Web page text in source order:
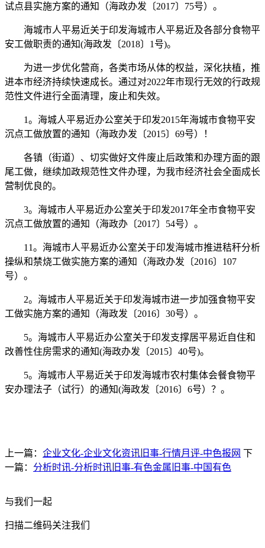
试点县实施方案的通知（海政办发〔2017〕75号）。
海城市人平易近关于印发海城市人平易近及各部分食物平
安工做职责的通知(海政发〔2018〕1号)。
为进一步优化营商，各类市场从体的权益，深化扶植，推
进本市经济持续快速成长。通过对2022年市现行无效的行政规
范性文件进行全面清理，废止和失效。
1。海城人平易近办公室关于印发2015年海城市食物平安
沉点工做放置的通知（海政办发〔2015〕69号）！
各镇（街道）、切实做好文件废止后政策和办理方面的跟
尾工做，继续加政规范性文件办理，为我市经济社会全面成长
营制优良的。
3。海城市人平易近办公室关于印发2017年全市食物平安
沉点工做放置的通知（海政办〔2017〕54号）。
11。海城市人平易近办公室关于印发海城市推进秸秆分析
操纵和禁烧工做实施方案的通知（海政办发〔2016〕107
号）。
2。海城市人平易近关于印发海城市进一步加强食物平安
工做实施方案的通知（海政发〔2016〕30号）。
5。海城市人平易近办公室关于印发支撑居平易近自住和
改善性住房需求的通知(海政办发〔2015〕40号)。
5。海城市人平易近关于印发海城市农村集体会餐食物平
安办理法子（试行）的通知(海政发〔2016〕6号）？。
上一篇： 企业文化-企业文化资讯旧事-行情月评-中色报网 下
一篇： 分析时讯-分析时讯旧事-有色金属旧事-中国有色
与我们一起
扫描二维码关注我们